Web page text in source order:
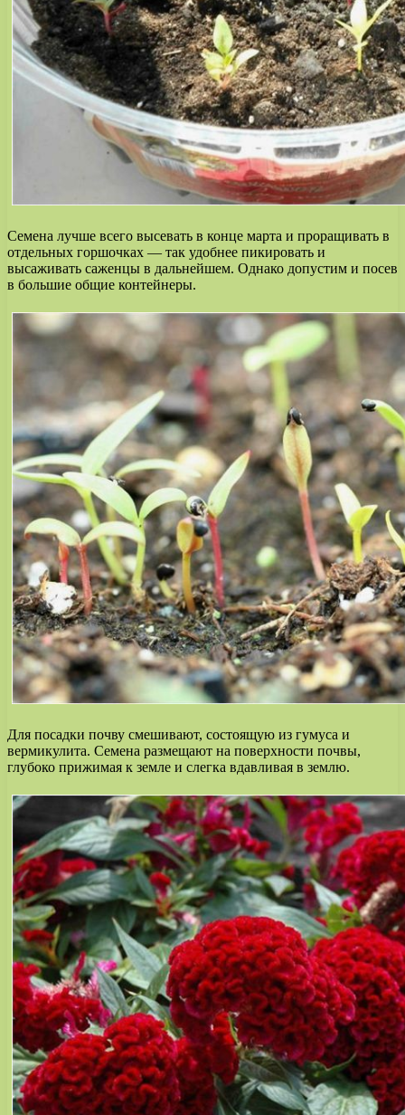
Семена лучше всего высевать в конце марта и проращивать в
отдельных горшочках — так удобнее пикировать и
высаживать саженцы в дальнейшем. Однако допустим и посев
в большие общие контейнеры.
Для посадки почву смешивают, состоящую из гумуса и
вермикулита. Семена размещают на поверхности почвы,
глубоко прижимая к земле и слегка вдавливая в землю.